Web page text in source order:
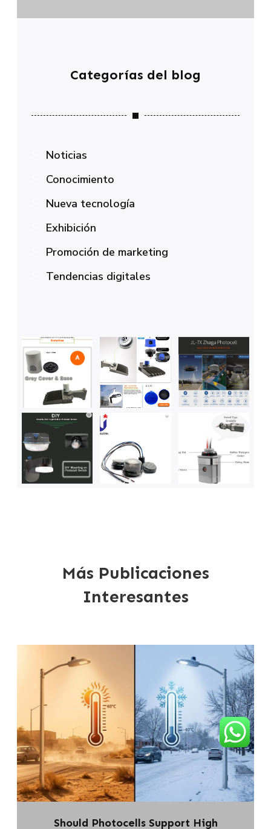
Categorías del blog
Noticias
Conocimiento
Nueva tecnología
Exhibición
Promoción de marketing
Tendencias digitales
Más Publicaciones
Interesantes
Should Photocells Support High